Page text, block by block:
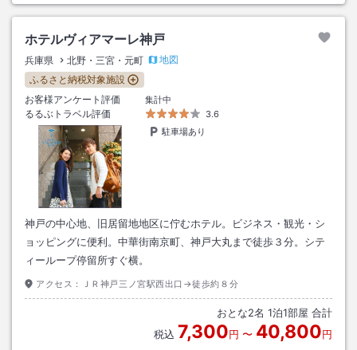
ホテルヴィアマーレ神戸
兵庫県 北野・三宮・元町
地図
ふるさと納税対象施設
お客様アンケート評価
集計中
るるぶトラベル評価
3.6
駐車場あり
神戸の中心地、旧居留地地区に佇むホテル。ビジネス・観光・シ
ョッピングに便利。中華街南京町、神戸大丸まで徒歩３分。シテ
ィーループ停留所すぐ横。
アクセス： ＪＲ神戸三ノ宮駅西出口→徒歩約８分
おとな2名 1泊1部屋 合計
税込 7,300円 〜 40,800円